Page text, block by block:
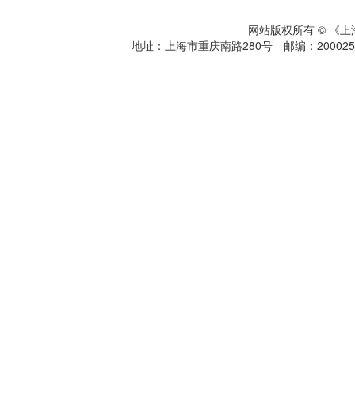
网站版权所有 © 《
地址：上海市重庆南路280号 邮编：